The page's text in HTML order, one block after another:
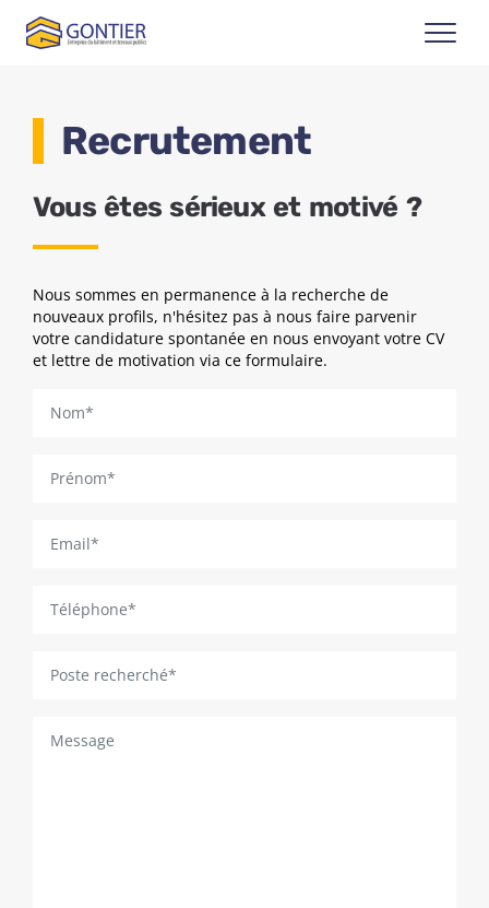
Recrutement
Vous êtes sérieux et motivé ?
Nous sommes en permanence à la recherche de
nouveaux profils, n'hésitez pas à nous faire parvenir
votre candidature spontanée en nous envoyant votre CV
et lettre de motivation via ce formulaire.